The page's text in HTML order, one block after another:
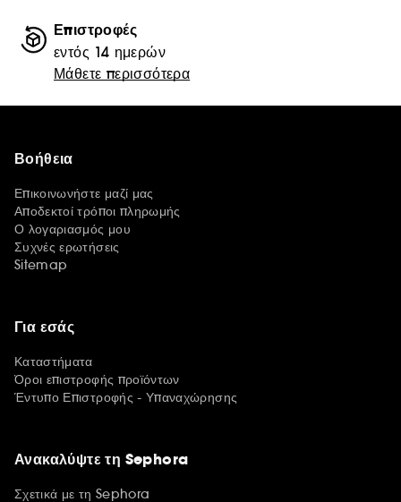
Επιστροφές
εντός 14 ημερών
Μάθετε περισσότερα
Βοήθεια
Επικοινωνήστε μαζί μας
Αποδεκτοί τρόποι πληρωμής
Ο λογαριασμός μου
Συχνές ερωτήσεις
Sitemap
Για εσάς
Καταστήματα
Όροι επιστροφής προϊόντων
Έντυπο Επιστροφής - Υπαναχώρησης
Ανακαλύψτε τη Sephora
Σχετικά με τη Sephora